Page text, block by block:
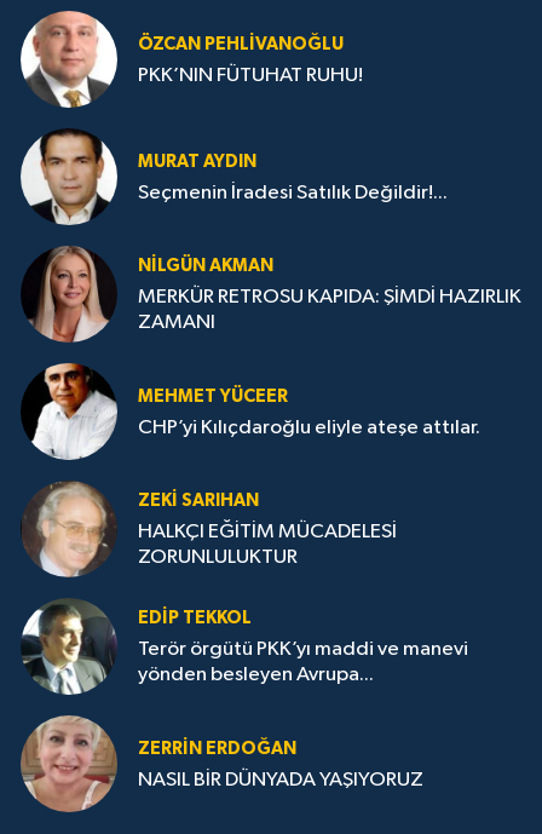
ÖZCAN PEHLIVANOĞLU
PKK’NIN FÜTUHAT RUHU!
MURAT AYDIN
Seçmenin İradesi Satılık Değildir!...
NILGÜN AKMAN
MERKÜR RETROSU KAPIDA: ŞİMDİ HAZIRLIK
ZAMANI
MEHMET YÜCEER
CHP’yi Kılıçdaroğlu eliyle ateşe attılar.
ZEKI SARIHAN
HALKÇI EĞİTİM MÜCADELESİ
ZORUNLULUKTUR
EDIP TEKKOL
Terör örgütü PKK’yı maddi ve manevi
yönden besleyen Avrupa...
ZERRIN ERDOĞAN
NASIL BİR DÜNYADA YAŞIYORUZ